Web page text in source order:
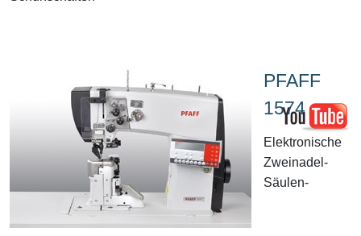
PFAFF
1574
Elektronische
Zweinadel-
Säulen-